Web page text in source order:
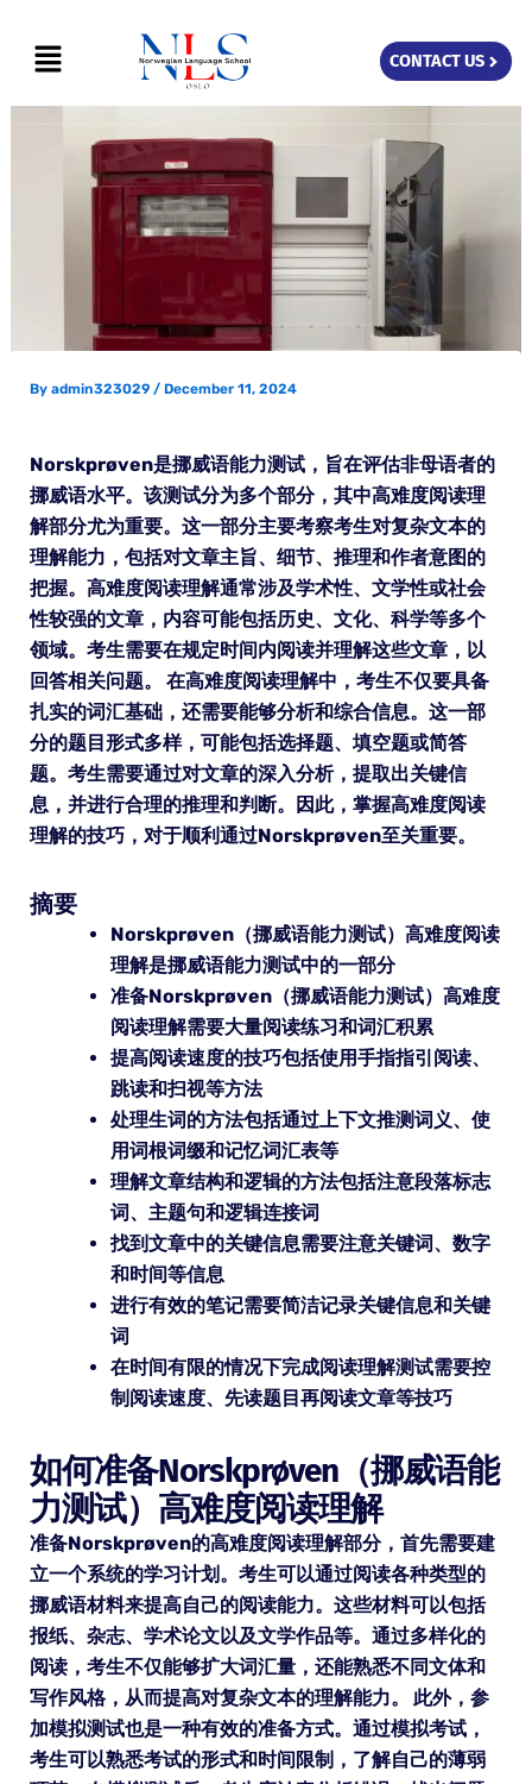
content
Menu CONTACT US
By admin323029 / December 11, 2024
Norskprøven是挪威语能力测试，旨在评估非母语者的
挪威语水平。该测试分为多个部分，其中高难度阅读理
解部分尤为重要。这一部分主要考察考生对复杂文本的
理解能力，包括对文章主旨、细节、推理和作者意图的
把握。高难度阅读理解通常涉及学术性、文学性或社会
性较强的文章，内容可能包括历史、文化、科学等多个
领域。考生需要在规定时间内阅读并理解这些文章，以
回答相关问题。 在高难度阅读理解中，考生不仅要具备
扎实的词汇基础，还需要能够分析和综合信息。这一部
分的题目形式多样，可能包括选择题、填空题或简答
题。考生需要通过对文章的深入分析，提取出关键信
息，并进行合理的推理和判断。因此，掌握高难度阅读
理解的技巧，对于顺利通过Norskprøven至关重要。
摘要
Norskprøven（挪威语能力测试）高难度阅读
理解是挪威语能力测试中的一部分
准备Norskprøven（挪威语能力测试）高难度
阅读理解需要大量阅读练习和词汇积累
提高阅读速度的技巧包括使用手指指引阅读、
跳读和扫视等方法
处理生词的方法包括通过上下文推测词义、使
用词根词缀和记忆词汇表等
理解文章结构和逻辑的方法包括注意段落标志
词、主题句和逻辑连接词
找到文章中的关键信息需要注意关键词、数字
和时间等信息
进行有效的笔记需要简洁记录关键信息和关键
词
在时间有限的情况下完成阅读理解测试需要控
制阅读速度、先读题目再阅读文章等技巧
如何准备Norskprøven（挪威语能
力测试）高难度阅读理解
准备Norskprøven的高难度阅读理解部分，首先需要建
立一个系统的学习计划。考生可以通过阅读各种类型的
挪威语材料来提高自己的阅读能力。这些材料可以包括
报纸、杂志、学术论文以及文学作品等。通过多样化的
阅读，考生不仅能够扩大词汇量，还能熟悉不同文体和
写作风格，从而提高对复杂文本的理解能力。 此外，参
加模拟测试也是一种有效的准备方式。通过模拟考试，
考生可以熟悉考试的形式和时间限制，了解自己的薄弱